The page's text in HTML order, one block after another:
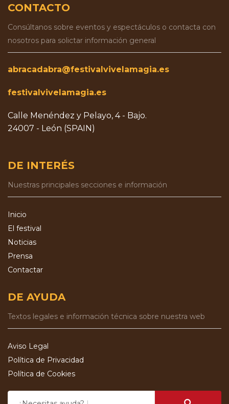
CONTACTO
Consúltanos sobre eventos y espectáculos o contacta con
nosotros para solictar información general
abracadabra@festivalvivelamagia.es
festivalvivelamagia.es
Calle Menéndez y Pelayo, 4 - Bajo.
24007 - León (SPAIN)
DE INTERÉS
Nuestras principales secciones e información
Inicio
El festival
Noticias
Prensa
Contactar
DE AYUDA
Textos legales e información técnica sobre nuestra web
Aviso Legal
Política de Privacidad
Política de Cookies